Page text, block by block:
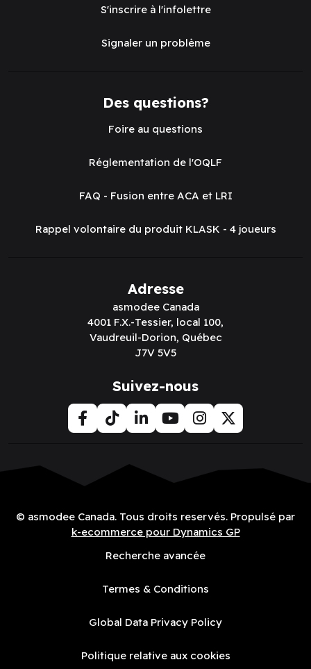
S'inscrire à l'infolettre
Signaler un problème
Des questions?
Foire au questions
Réglementation de l'OQLF
FAQ - Fusion entre ACA et LRI
Rappel volontaire du produit KLASK - 4 joueurs
Adresse
asmodee Canada
4001 F.X.-Tessier, local 100,
Vaudreuil-Dorion, Québec
J7V 5V5
Suivez-nous
© asmodee Canada. Tous droits reservés. Propulsé par
k-ecommerce pour Dynamics GP
Recherche avancée
Termes & Conditions
Global Data Privacy Policy
Politique relative aux cookies